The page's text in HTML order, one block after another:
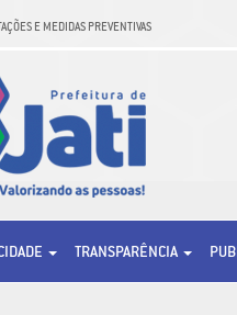
E MEDIDAS PREVENTIVAS
TRANSPARÊNCIA